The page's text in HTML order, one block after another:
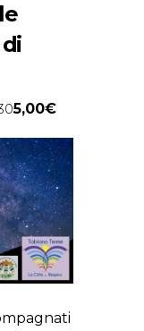
5,00€